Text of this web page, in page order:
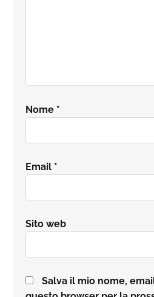
Nome *
Email *
Sito web
Salva il mio nome,